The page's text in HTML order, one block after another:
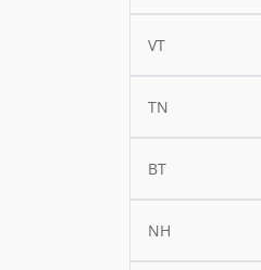
VT
TN
BT
NH